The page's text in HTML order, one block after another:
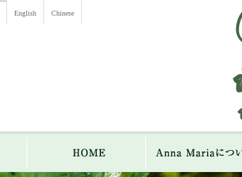
English Chinese